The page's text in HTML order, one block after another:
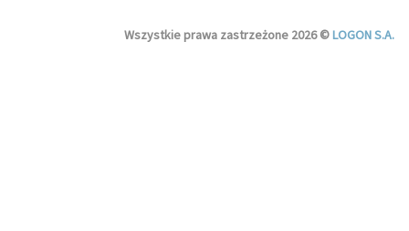
Wszystkie prawa zastrzeżone 2026 ©LOGON S.A.